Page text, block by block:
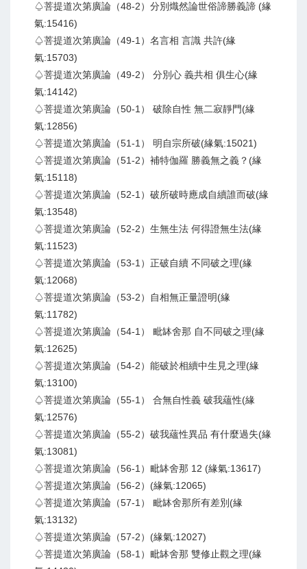
♤菩提道次第廣論（48-2）分別熾然論世俗諦勝義諦 (緣
氣:15416)
♤菩提道次第廣論（49-1）名言相 言識 共許(緣
氣:15703)
♤菩提道次第廣論（49-2） 分別心 義共相 俱生心(緣
氣:14142)
♤菩提道次第廣論（50-1） 破除自性 無二寂靜門(緣
氣:12856)
♤菩提道次第廣論（51-1） 明自宗所破(緣氣:15021)
♤菩提道次第廣論（51-2）補特伽羅 勝義無之義？(緣
氣:15118)
♤菩提道次第廣論（52-1）破所破時應成自續誰而破(緣
氣:13548)
♤菩提道次第廣論（52-2）生無生法 何得證無生法(緣
氣:11523)
♤菩提道次第廣論（53-1）正破自續 不同破之理(緣
氣:12068)
♤菩提道次第廣論（53-2）自相無正量證明(緣
氣:11782)
♤菩提道次第廣論（54-1） 毗缽舍那 自不同破之理(緣
氣:12625)
♤菩提道次第廣論（54-2）能破於相續中生見之理(緣
氣:13100)
♤菩提道次第廣論（55-1） 合無自性義 破我蘊性(緣
氣:12576)
♤菩提道次第廣論（55-2）破我蘊性異品 有什麼過失(緣
氣:13081)
♤菩提道次第廣論（56-1）毗缽舍那 12 (緣氣:13617)
♤菩提道次第廣論（56-2）(緣氣:12065)
♤菩提道次第廣論（57-1） 毗缽舍那所有差別(緣
氣:13132)
♤菩提道次第廣論（57-2）(緣氣:12027)
♤菩提道次第廣論（58-1）毗缽舍那 雙修止觀之理(緣